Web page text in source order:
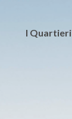
I Quartieri